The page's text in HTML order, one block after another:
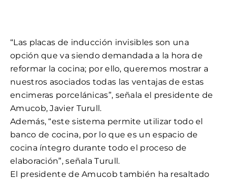
“Las placas de inducción invisibles son una
opción que va siendo demandada a la hora de
reformar la cocina; por ello, queremos mostrar a
nuestros asociados todas las ventajas de estas
encimeras porcelánicas”, señala el presidente de
Amucob, Javier Turull.
Además, “este sistema permite utilizar todo el
banco de cocina, por lo que es un espacio de
cocina íntegro durante todo el proceso de
elaboración”, señala Turull.
El presidente de Amucob también ha resaltado